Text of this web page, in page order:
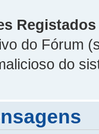
Registados
do Fórum
do